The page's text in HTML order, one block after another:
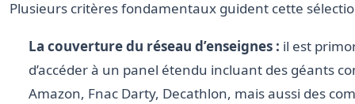
Plusieurs critères fondamentaux guident cette
La couverture du réseau d’enseignes : il est
d’accéder à un panel étendu incluant des géants
Amazon, Fnac Darty, Decathlon, mais aussi des